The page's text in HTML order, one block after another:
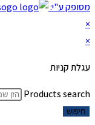
מסופק ע"י:
עגלת קניות
Products search
חיפוש